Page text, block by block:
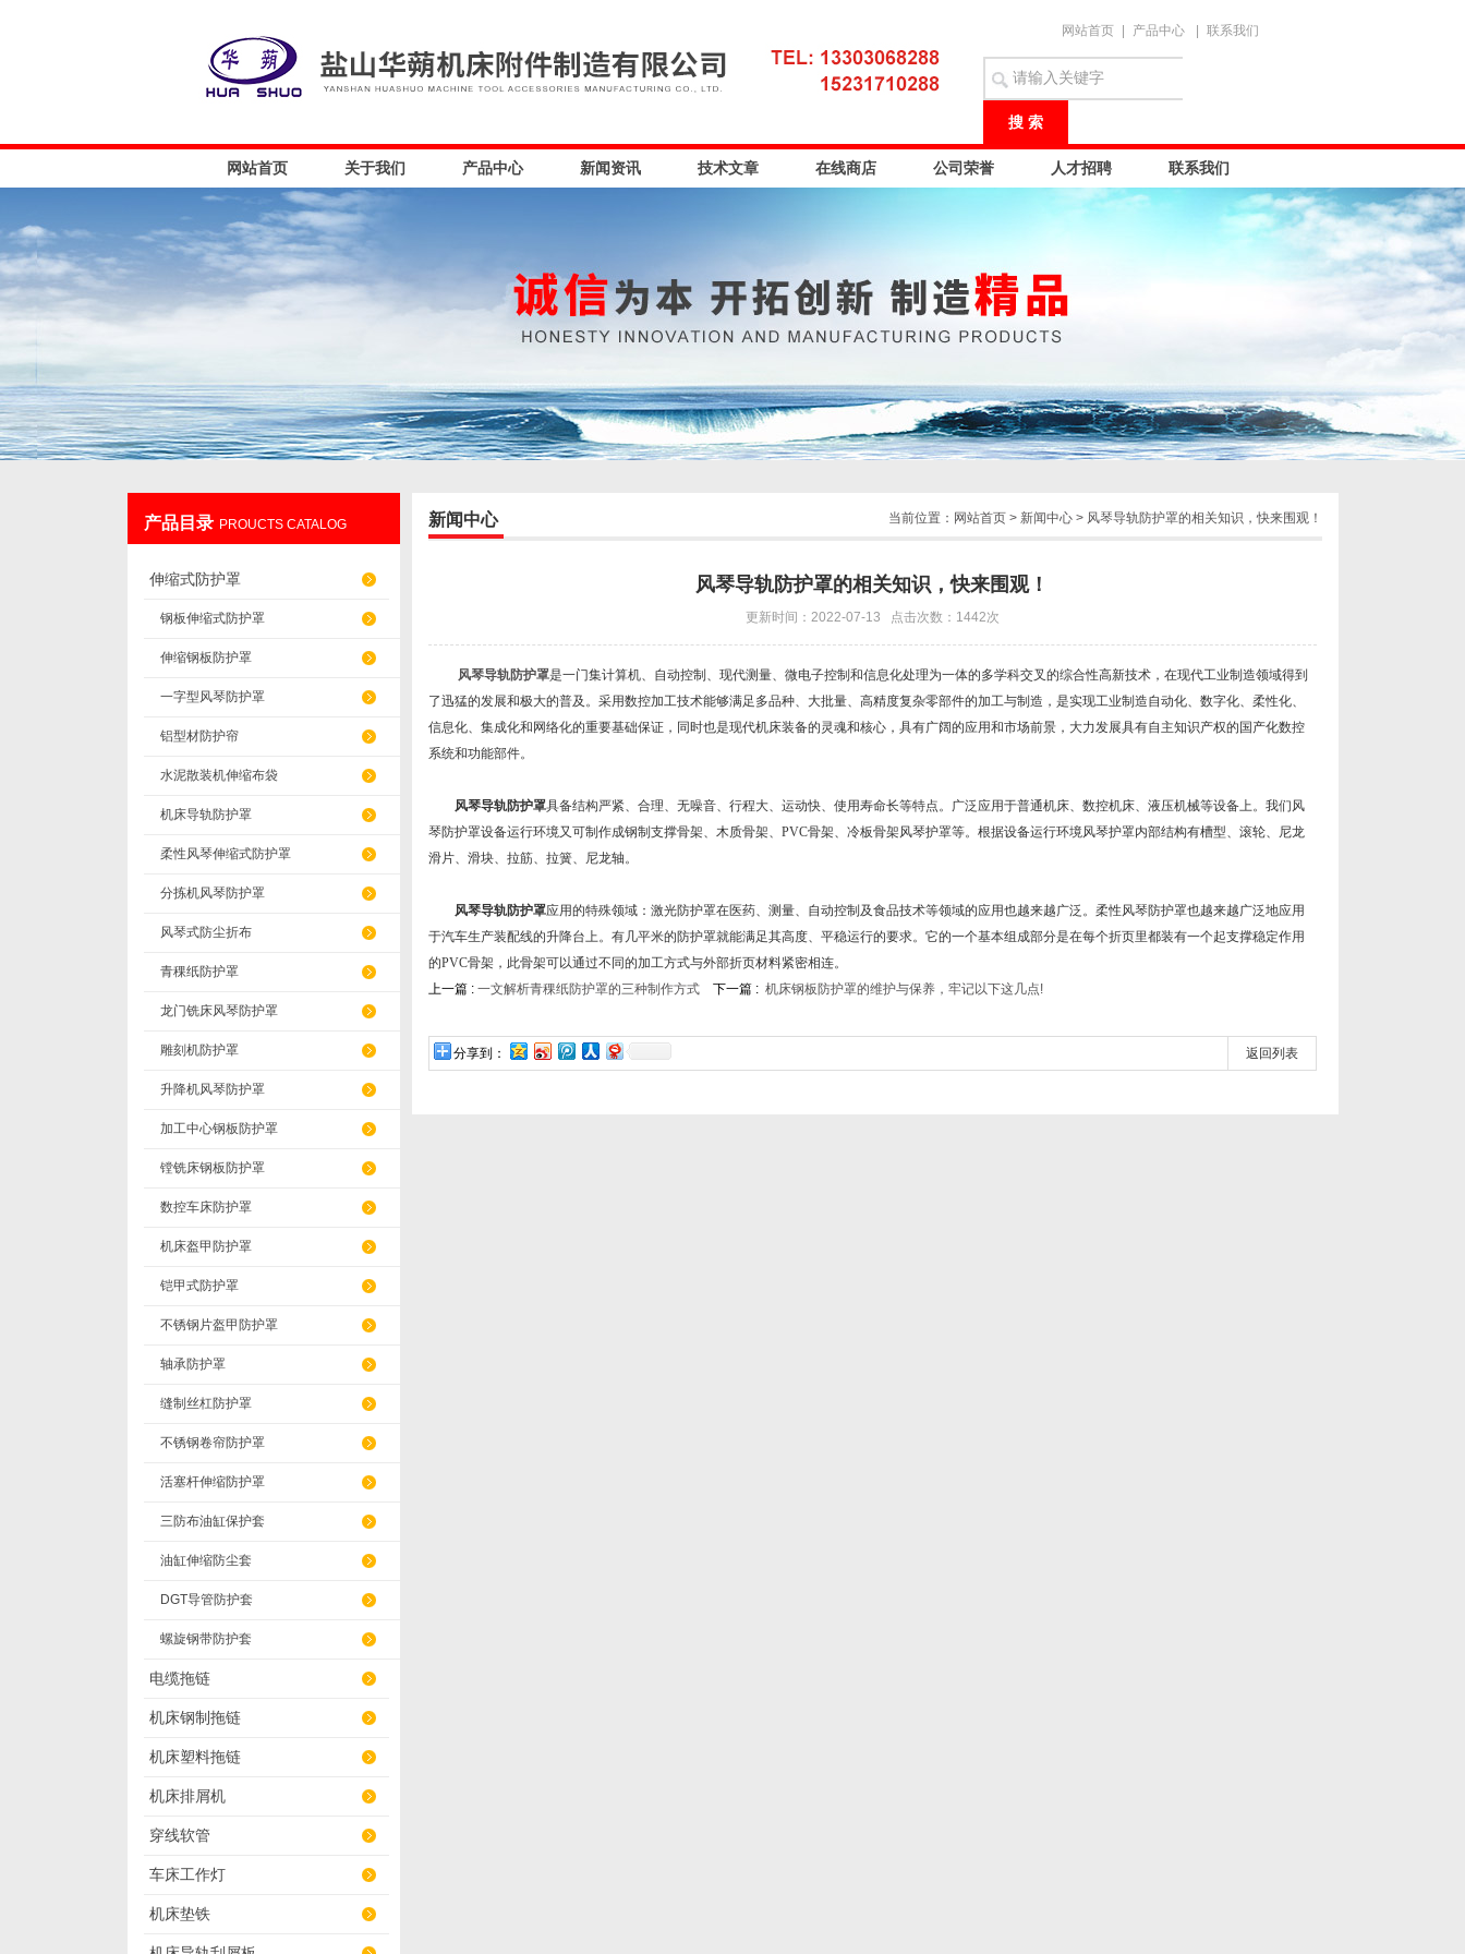
盐山华蒴机床附件制造有限公司
网站首页 产品中心 联系我们
网站首页 关于我们 产品中心 新闻资讯 技术文章 在线商店 公司荣誉 人才招聘 联系我们
产品目录 PROUCTS CATALOG
伸缩式防护罩
钢板伸缩式防护罩
伸缩钢板防护罩
一字型风琴防护罩
铝型材防护帘
水泥散装机伸缩布袋
机床导轨防护罩
柔性风琴伸缩式防护罩
分拣机风琴防护罩
风琴式防尘折布
青稞纸防护罩
龙门铣床风琴防护罩
雕刻机防护罩
升降机风琴防护罩
加工中心钢板防护罩
镗铣床钢板防护罩
数控车床防护罩
机床盔甲防护罩
铠甲式防护罩
不锈钢片盔甲防护罩
轴承防护罩
缝制丝杠防护罩
不锈钢卷帘防护罩
活塞杆伸缩防护罩
三防布油缸保护套
油缸伸缩防尘套
DGT导管防护套
螺旋钢带防护套
电缆拖链
机床钢制拖链
机床塑料拖链
机床排屑机
穿线软管
车床工作灯
机床垫铁
当前位置： 网站首页> 新闻中心> 风琴导轨防护罩的相关知识，快来围观！
新闻中心
风琴导轨防护罩的相关知识，快来围观！
更新时间：2022-07-13 点击次数：1442次
风琴导轨防护罩是一门集计算机、自动控制、现代测量、微电子控制和信息化处理为一体的多学科交叉的综合性高新技术，在现代工业制造领域得到
了迅猛的发展和极大的普及。采用数控加工技术能够满足多品种、大批量、高精度复杂零部件的加工与制造，是实现工业制造自动化、数字化、柔性化、
信息化、集成化和网络化的重要基础保证，同时也是现代机床装备的灵魂和核心，具有广阔的应用和市场前景，大力发展具有自主知识产权的国产化数控
系统和功能部件。
风琴导轨防护罩具备结构严紧、合理、无噪音、行程大、运动快、使用寿命长等特点。广泛应用于普通机床、数控机床、液压机械等设备上。我们风
琴防护罩设备运行环境又可制作成钢制支撑骨架、木质骨架、PVC骨架、冷板骨架风琴护罩等。根据设备运行环境风琴护罩内部结构有槽型、滚轮、尼龙
滑片、滑块、拉筋、拉簧、尼龙轴。
风琴导轨防护罩应用的特殊领域：激光防护罩在医药、测量、自动控制及食品技术等领域的应用也越来越广泛。柔性风琴防护罩也越来越广泛地应用
于汽车生产装配线的升降台上。有几平米的防护罩就能满足其高度、平稳运行的要求。它的一个基本组成部分是在每个折页里都装有一个起支撑稳定作用
的PVC骨架，此骨架可以通过不同的加工方式与外部折页材料紧密相连。
上一篇 : 一文解析青稞纸防护罩的三种制作方式下一篇 : 机床钢板防护罩的维护与保养，牢记以下这几点!
分享到： 返回列表